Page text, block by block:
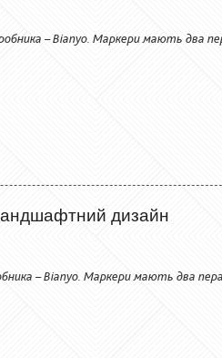
– Bianyo. Маркери мають два
дизайн
– Bianyo. Маркери мають два